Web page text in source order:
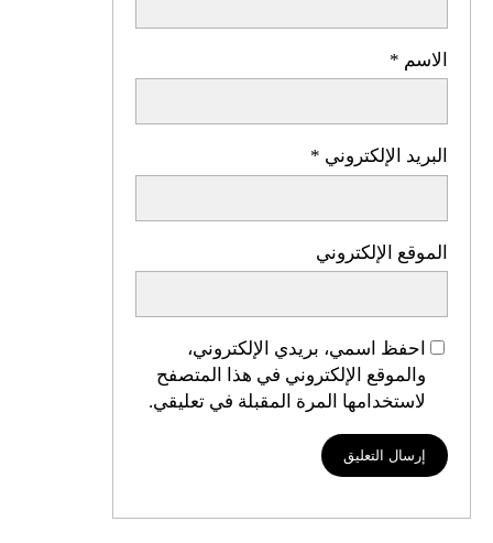
الاسم *
البريد الإلكتروني *
الموقع الإلكتروني
احفظ اسمي، بريدي الإلكتروني،
والموقع الإلكتروني في هذا المتصفح
لاستخدامها المرة المقبلة في تعليقي.